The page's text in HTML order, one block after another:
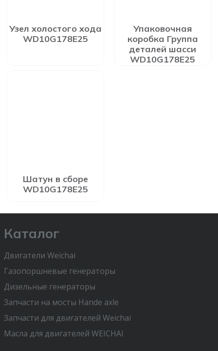
Узел холостого хода
WD10G178E25
Упаковочная
коробка Группа
деталей шасси
WD10G178E25
Шатун в сборе
WD10G178E25
Каталог
Двигатели Weichai
Газопоршневые генераторы
Дизельные генераторы
Запчасти на мосты Hande axle
Запчасти для двигателей Weichai
Масла для двигателей WEICHAI